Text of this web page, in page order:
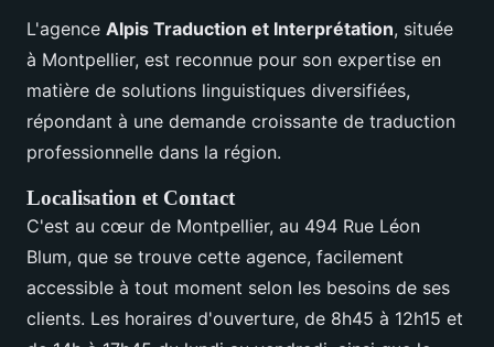
L'agence Alpis Traduction et Interprétation, située
à Montpellier, est reconnue pour son expertise en
matière de solutions linguistiques diversifiées,
répondant à une demande croissante de traduction
professionnelle dans la région.
Localisation et Contact
C'est au cœur de Montpellier, au 494 Rue Léon
Blum, que se trouve cette agence, facilement
accessible à tout moment selon les besoins de ses
clients. Les horaires d'ouverture, de 8h45 à 12h15 et